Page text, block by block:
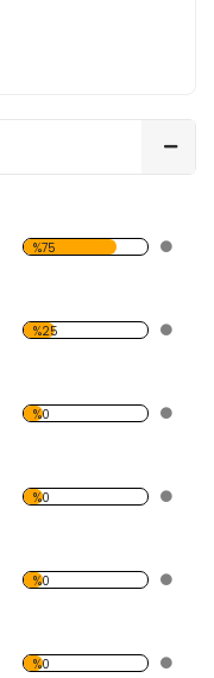
%75
%25
%0
%0
%0
%0